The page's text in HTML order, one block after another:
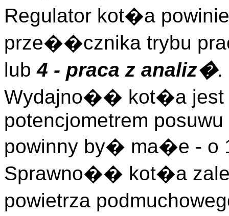
Regulator kot�a
prze��cznika trybu
lub4 - praca z analiz�.
Wydajno�� kot�a jest
potencjometrem
powinny by� ma�e - o
Sprawno�� kot�a
powietrza